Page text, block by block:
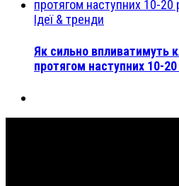
Ідеї & тренди
Як сильно впливатимуть
протягом наступних 10-20